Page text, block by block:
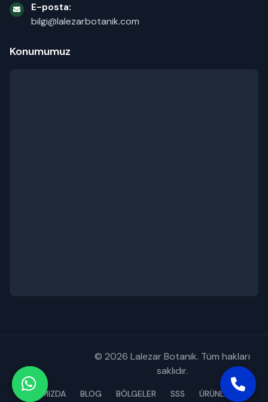
E-posta:
bilgi@lalezarbotanik.com
Konumumuz
© 2026 Lalezar Botanik. Tüm hakları
saklıdır.
HAKKIMIZDA BLOG BÖLGELER SSS ÜRÜNLERİMİZ